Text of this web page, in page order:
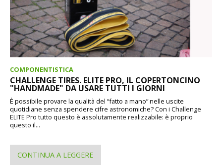
COMPONENTISTICA
CHALLENGE TIRES. ELITE PRO, IL COPERTONCINO
"HANDMADE" DA USARE TUTTI I GIORNI
È possibile provare la qualità del “fatto a mano” nelle uscite
quotidiane senza spendere cifre astronomiche? Con i Challenge
ELITE Pro tutto questo è assolutamente realizzabile: è proprio
questo il...
CONTINUA A LEGGERE